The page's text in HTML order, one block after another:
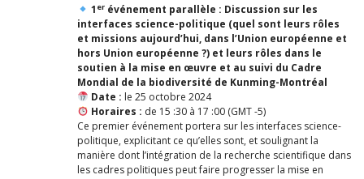
1 erévénement parallèle : Discussion sur les
interfaces science-politique (quel sont leurs rôles
et missions aujourd’hui, dans l’Union européenne et
hors Union européenne ?) et leurs rôles dans le
soutien à la mise en œuvre et au suivi du Cadre
Mondial de la biodiversité de Kunming-Montréal
Date : le 25 octobre 2024
Horaires : de 15 :30 à 17 :00 (GMT -5)
Ce premier événement portera sur les interfaces science-
politique, explicitant ce qu’elles sont, et soulignant la
manière dont l’intégration de la recherche scientifique dans
les cadres politiques peut faire progresser la mise en